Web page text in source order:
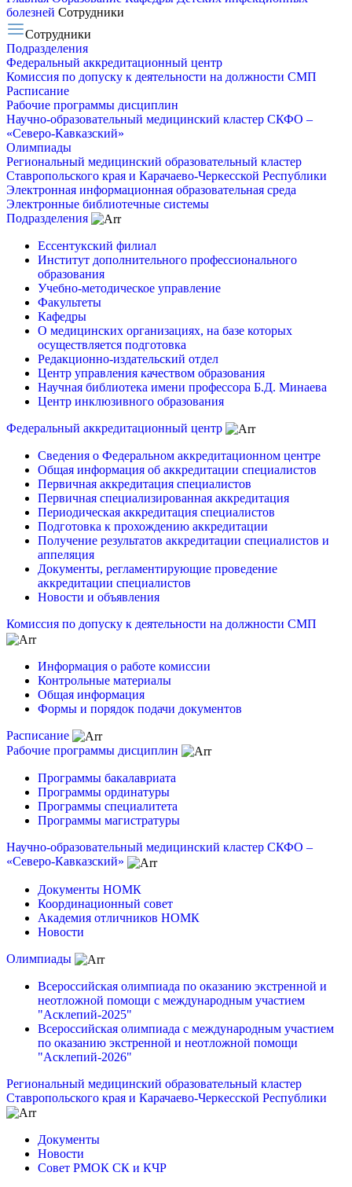
болезней Сотрудники
Сотрудники
Подразделения
Федеральный аккредитационный центр
Комиссия по допуску к деятельности на должности СМП
Расписание
Рабочие программы дисциплин
Научно-образовательный медицинский кластер СКФО –
«Северо-Кавказский»
Олимпиады
Региональный медицинский образовательный кластер
Ставропольского края и Карачаево-Черкесской Республики
Электронная информационная образовательная среда
Электронные библиотечные системы
Подразделения
Ессентукский филиал
Институт дополнительного профессионального
образования
Учебно-методическое управление
Факультеты
Кафедры
О медицинских организациях, на базе которых
осуществляется подготовка
Редакционно-издательский отдел
Центр управления качеством образования
Научная библиотека имени профессора Б.Д. Минаева
Центр инклюзивного образования
Федеральный аккредитационный центр
Сведения о Федеральном аккредитационном центре
Общая информация об аккредитации специалистов
Первичная аккредитация специалистов
Первичная специализированная аккредитация
Периодическая аккредитация специалистов
Подготовка к прохождению аккредитации
Получение результатов аккредитации специалистов и
аппеляция
Документы, регламентирующие проведение
аккредитации специалистов
Новости и объявления
Комиссия по допуску к деятельности на должности СМП
Информация о работе комиссии
Контрольные материалы
Общая информация
Формы и порядок подачи документов
Расписание
Рабочие программы дисциплин
Программы бакалавриата
Программы ординатуры
Программы специалитета
Программы магистратуры
Научно-образовательный медицинский кластер СКФО –
«Северо-Кавказский»
Документы НОМК
Координационный совет
Академия отличников НОМК
Новости
Олимпиады
Всероссийская олимпиада по оказанию экстренной и
неотложной помощи с международным участием
"Асклепий-2025"
Всероссийская олимпиада с международным участием
по оказанию экстренной и неотложной помощи
"Асклепий-2026"
Региональный медицинский образовательный кластер
Ставропольского края и Карачаево-Черкесской Республики
Документы
Новости
Совет РМОК СК и КЧР